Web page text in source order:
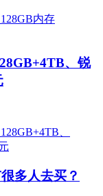
、锐
多人去买？